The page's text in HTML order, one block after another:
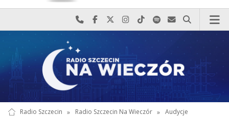
Najlepiej po prostu do nas zadzwoń
Odwiedź nas na Facebook-u
Odwiedź nas na X
Odwiedź nas na Instagram-ie
Odwiedź nas na TikTok-u
Szukaj nas na Spotify
Wyślij do nas
Szukaj
Radio Szczecin » Radio Szczecin Na Wieczór » Audycje